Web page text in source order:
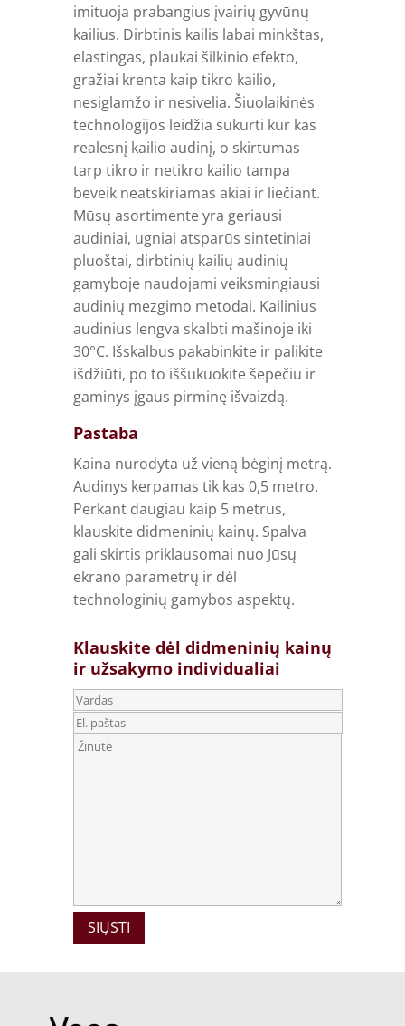
imituoja prabangius įvairių gyvūnų
kailius. Dirbtinis kailis labai minkštas,
elastingas, plaukai šilkinio efekto,
gražiai krenta kaip tikro kailio,
nesiglamžo ir nesivelia. Šiuolaikinės
technologijos leidžia sukurti kur kas
realesnį kailio audinį, o skirtumas
tarp tikro ir netikro kailio tampa
beveik neatskiriamas akiai ir liečiant.
Mūsų asortimente yra geriausi
audiniai, ugniai atsparūs sintetiniai
pluoštai, dirbtinių kailių audinių
gamyboje naudojami veiksmingiausi
audinių mezgimo metodai. Kailinius
audinius lengva skalbti mašinoje iki
30°C. Išskalbus pakabinkite ir palikite
išdžiūti, po to iššukuokite šepečiu ir
gaminys įgaus pirminę išvaizdą.
Pastaba
Kaina nurodyta už vieną bėginį metrą.
Audinys kerpamas tik kas 0,5 metro.
Perkant daugiau kaip 5 metrus,
klauskite didmeninių kainų. Spalva
gali skirtis priklausomai nuo Jūsų
ekrano parametrų ir dėl
technologinių gamybos aspektų.
Klauskite dėl didmeninių kainų
ir užsakymo individualiai